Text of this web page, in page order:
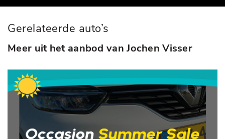
Gerelateerde auto’s
Meer uit het aanbod van Jochen Visser